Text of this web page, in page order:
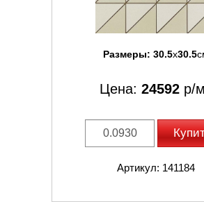
Размеры: 30.5x30.5
Цена: 24592р/
Артикул: 141184